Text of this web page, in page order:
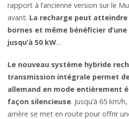
rapport à l’ancienne version sur le
avant. La recharge peut atteindre
bornes et même bénéficier
jusqu’à 50 kW…
Le nouveau système hybride
transmission intégrale permet
allemand en mode entièrement
façon silencieuse. Jusqu’à 65 km/
arrière se met en route pour offrir